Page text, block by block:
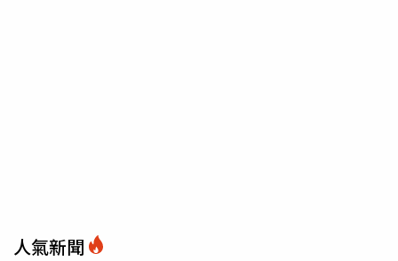
人氣新聞